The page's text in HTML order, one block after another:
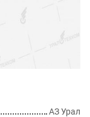
АЗ Урал